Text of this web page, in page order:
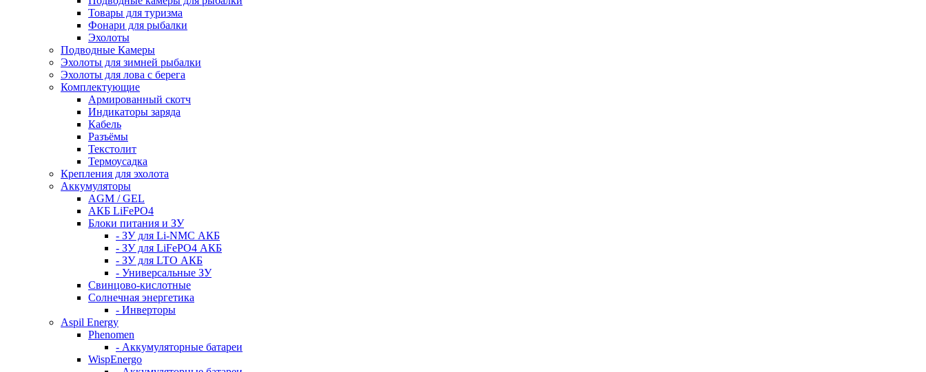
Товары для туризма
Фонари для рыбалки
Эхолоты
Подводные Камеры
Эхолоты для зимней рыбалки
Эхолоты для лова с берега
Комплектующие
Армированный скотч
Индикаторы заряда
Кабель
Разъёмы
Текстолит
Термоусадка
Крепления для эхолота
Аккумуляторы
AGM / GEL
АКБ LiFePO4
Блоки питания и ЗУ
- ЗУ для Li-NMC АКБ
- ЗУ для LiFePO4 АКБ
- ЗУ для LTO АКБ
- Универсальные ЗУ
Свинцово-кислотные
Солнечная энергетика
- Инверторы
Aspil Energy
Phenomen
- Аккумуляторные батареи
WispEnergo